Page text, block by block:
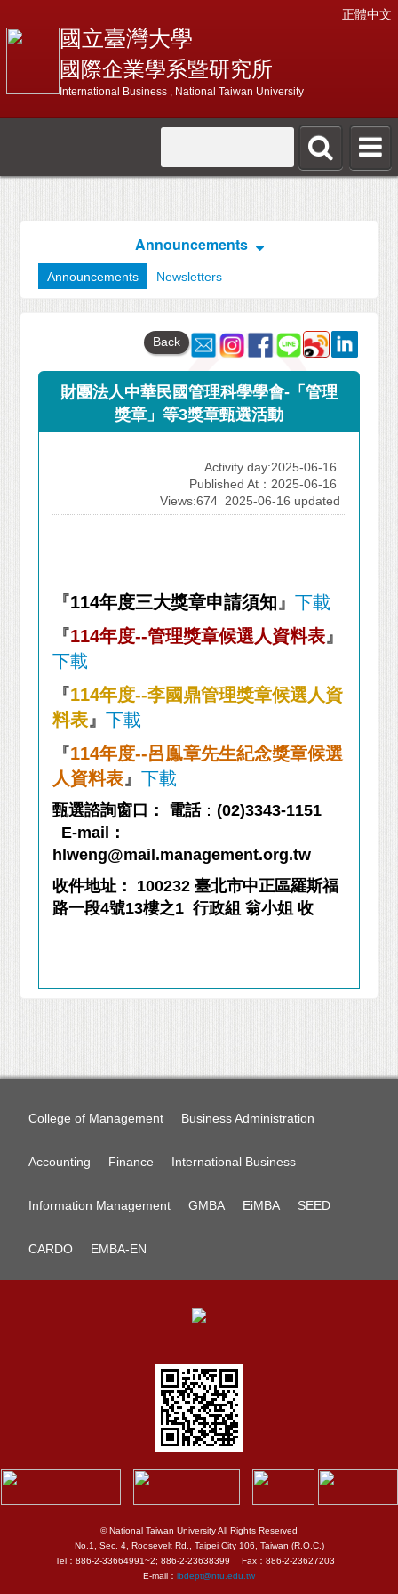
正體中文
國立臺灣大學
國際企業學系暨研究所
International Business , National Taiwan University
Announcements
Announcements Newsletters
Back
財團法人中華民國管理科學學會-「管理
獎章」等3獎章甄選活動
Activity day:2025-06-16
Published At：2025-06-16
Views:674 2025-06-16 updated
『114年度三大獎章申請須知』下載
『114年度--管理獎章候選人資料表』
下載
『114年度--李國鼎管理獎章候選人資
料表』下載
『114年度--呂鳯章先生紀念獎章候選
人資料表』下載
甄選諮詢窗口： 電話：(02)3343-1151
E-mail：
hlweng@mail.management.org.tw
收件地址： 100232 臺北市中正區羅斯福
路一段4號13樓之1 行政組 翁小姐 收
College of Management Business Administration
Accounting Finance International Business
Information Management GMBA EiMBA SEED
CARDO EMBA-EN
© National Taiwan University All Rights Reserved
No.1, Sec. 4, Roosevelt Rd., Taipei City 106, Taiwan (R.O.C.)
Tel：886-2-33664991~2; 886-2-23638399 Fax：886-2-23627203
E-mail： ibdept@ntu.edu.tw